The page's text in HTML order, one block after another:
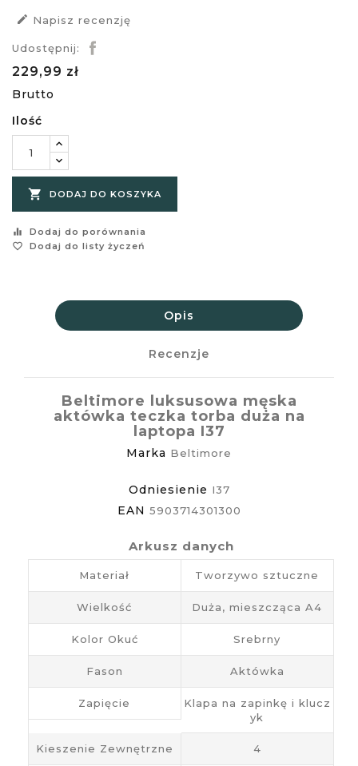
 Napisz recenzję
Udostępnij:
229,99 zł
Brutto
Ilość
 DODAJ DO KOSZYKA
equalizer
Dodaj do porównania
favorite_border
Dodaj do listy życzeń
Opis
Recenzje
Beltimore luksusowa męska
aktówka teczka torba duża na
laptopa I37
Marka Beltimore
Odniesienie I37
EAN 5903714301300
Arkusz danych
Materiał Tworzywo sztuczne
Wielkość Duża, mieszcząca A4
Kolor Okuć Srebrny
Fason Aktówka
Zapięcie
Klapa na zapinkę i klucz
yk
Kieszenie Zewnętrzne 4